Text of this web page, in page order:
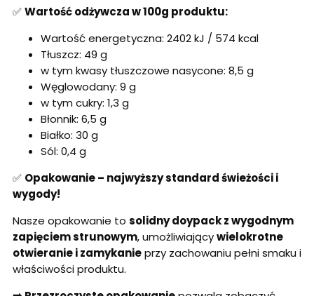
✅Wartość odżywcza w 100g produktu:
Wartość energetyczna: 2402 kJ / 574 kcal
Tłuszcz: 49 g
w tym kwasy tłuszczowe nasycone: 8,5 g
Węglowodany: 9 g
w tym cukry: 1,3 g
Błonnik: 6,5 g
Białko: 30 g
Sól: 0,4 g
✅ Opakowanie – najwyższy standard świeżości i
wygody!
Nasze opakowanie to solidny doypack z wygodnym
zapięciem strunowym, umożliwiającywielokrotne
otwieranie i zamykanieprzy zachowaniu pełni smaku i
właściwości produktu.